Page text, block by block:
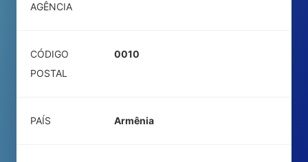
AGÊNCIA
CÓDIGO
POSTAL
0010
PAÍS Armênia